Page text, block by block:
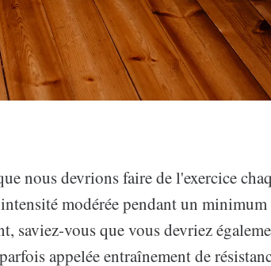
nous devrions faire de l'exercice
modérée pendant un
saviez-vous que vous devriez
appelée entraînement de